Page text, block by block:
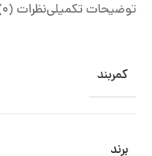
توضیحات تکمیلینظرات (0)
کمربند
برند